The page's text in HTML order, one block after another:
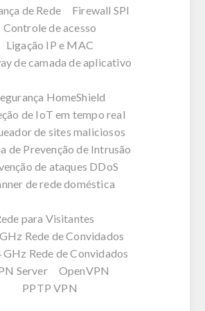
de Rede Firewall SPI
Controle de acesso
Ligação IP e MAC
de camada de aplicativo
HomeShield
de IoT em tempo real
de sites maliciosos
de Prevenção de Intrusão
de ataques DDoS
de rede doméstica
para Visitantes
Rede de Convidados
GHz Rede de Convidados
Server OpenVPN
PPTP VPN